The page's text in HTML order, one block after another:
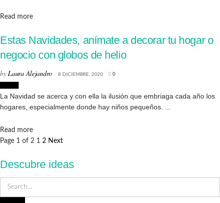
Read moreDetails
Estas Navidades, anímate a decorar tu hogar o
negocio con globos de helio
byLaura Alejandro 8 DICIEMBRE, 2020 0
La Navidad se acerca y con ella la ilusión que embriaga cada año los
hogares, especialmente donde hay niños pequeños. ...
Read moreDetails
Page 1 of 2 1 2 Next
Descubre ideas